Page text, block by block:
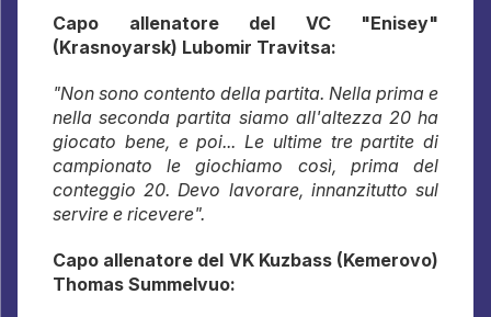
Capo allenatore del VC "Enisey"
(Krasnoyarsk) Lubomir Travitsa:
"Non sono contento della partita. Nella prima e
nella seconda partita siamo all'altezza 20 ha
giocato bene, e poi... Le ultime tre partite di
campionato le giochiamo così, prima del
conteggio 20. Devo lavorare, innanzitutto sul
servire e ricevere".
Capo allenatore del VK Kuzbass (Kemerovo)
Thomas Summelvuo: